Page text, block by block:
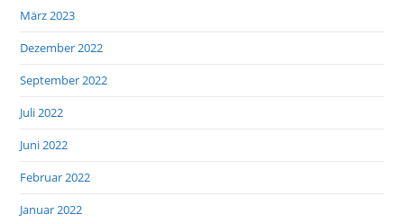
März 2023
Dezember 2022
September 2022
Juli 2022
Juni 2022
Februar 2022
Januar 2022